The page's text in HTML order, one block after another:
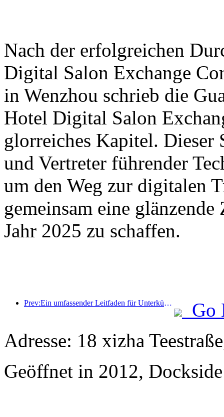
Nach der erfolgreichen
Digital Salon Exchange
in Wenzhou schrieb die
Hotel Digital Salon
glorreiches Kapitel. Dieser
und Vertreter führender
um den Weg zur digitalen
gemeinsam eine
Jahr 2025 zu schaffen.
Prev:Ein umfassender Leitfaden für Unterkünfte während der touristischen Wintersaison in Peking. Der neue Innenhof des Jingneng Hotels löst einen neuen Tourismustrend aus
Go
Adresse: 18 xizha
Geöffnet in 2012,